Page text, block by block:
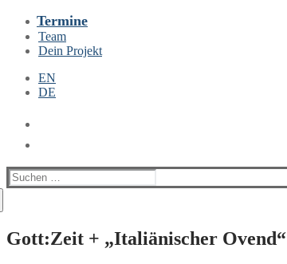
Termine
Team
Dein Projekt
EN
DE
Suchen
nach:
Gott:Zeit + „Italiänischer Ovend“